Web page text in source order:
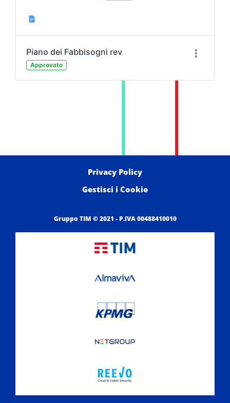
Piano dei Fabbisogni rev
Approvato
Privacy Policy
Gestisci i Cookie
Gruppo TIM © 2021 - P.IVA 00488410010